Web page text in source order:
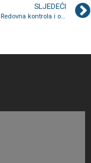
SLJEDEĆI
Obavještenje: Redovna kontrola i očitanje mjerila u stanovima